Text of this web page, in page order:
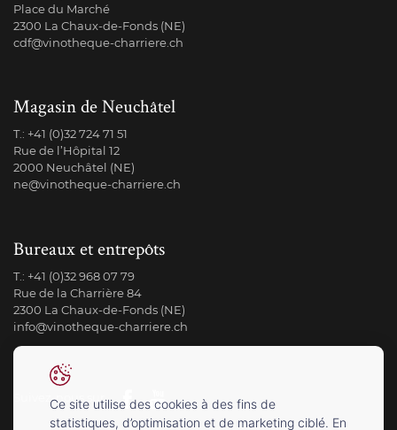
Place du Marché
2300 La Chaux-de-Fonds (NE)
cdf@vinotheque-charriere.ch
Magasin de Neuchâtel
T.: +41 (0)32 724 71 51
Rue de l’Hôpital 12
2000 Neuchâtel (NE)
ne@vinotheque-charriere.ch
Bureaux et entrepôts
T.: +41 (0)32 968 07 79
Rue de la Charrière 84
2300 La Chaux-de-Fonds (NE)
info@vinotheque-charriere.ch
Suivez-nous sur
Ce site utilise des cookies à des fins de
statistiques, d’optimisation et de marketing ciblé. En